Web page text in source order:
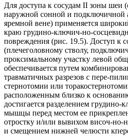
Для доступа к сосудам II зоны шеи
наружной сонной и подключичной
яремной вене) применяется
краю грудино-ключич-но-
повреждения (рис. 19.5). Доступ к
(плечеголовному стволу,
проксимальному участку левой
обеспечивается путем
травматичных разрезов с пере-
стернотомии или
расположенным близко к
достигается разделением
мышцы перед местом ее
отростку и/или вывихом височ-но-
и смещением нижней челюсти